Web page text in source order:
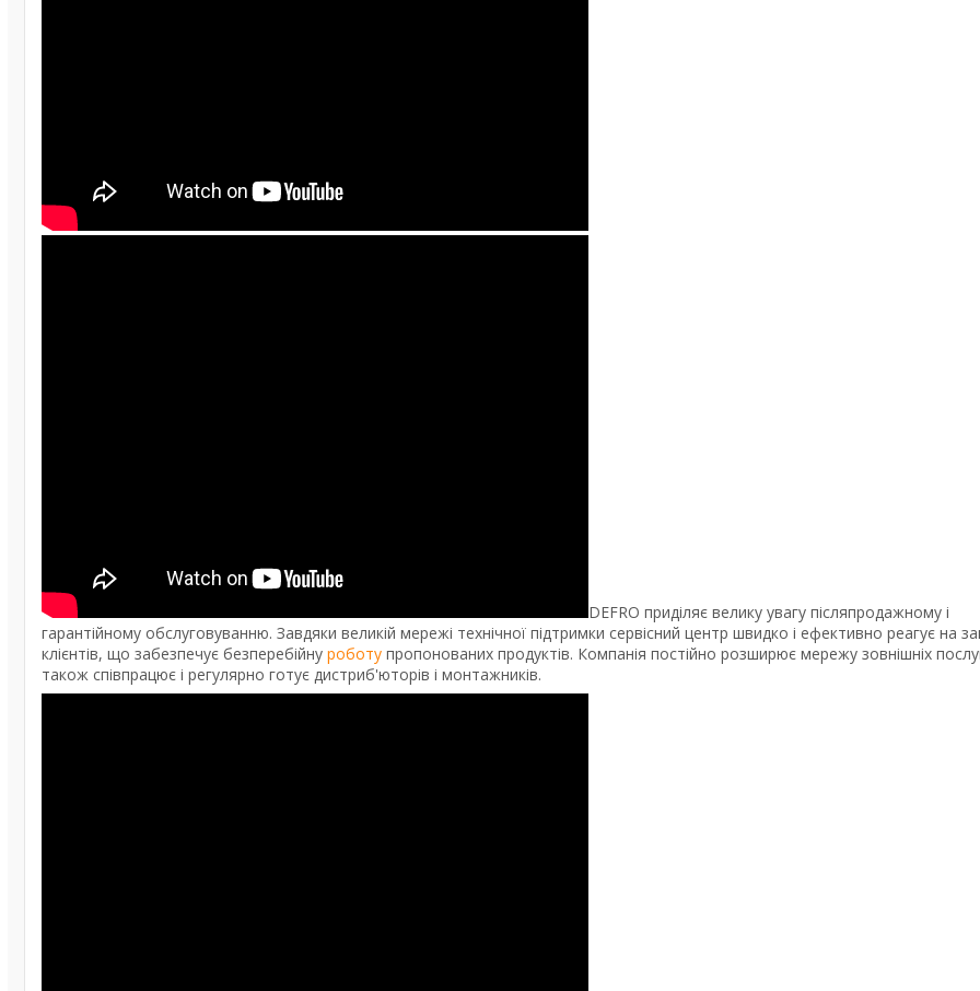
DEFRO приділяє велику увагу післяпродажному і
гарантійному обслуговуванню. Завдяки великій мережі технічної підтримки сервісний центр швидко і ефективно реагує на
клієнтів, що забезпечує безперебійну роботу пропонованих продуктів. Компанія постійно розширює мережу зовнішніх
також співпрацює і регулярно готує дистриб'юторів і монтажників.